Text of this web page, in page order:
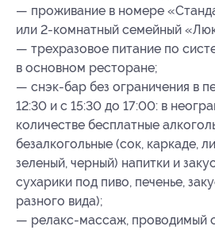
— проживание в номере
или 2-комнатный семейный
— трехразовое питание по
в основном ресторане;
— снэк-бар без ограничения в
12:30 и с 15:30 до 17:00: в
количестве бесплатные
безалкогольные (сок, каркаде,
зеленый, черный) напитки и
сухарики под пиво, печенье,
разного вида);
— релакс-массаж, проводимый